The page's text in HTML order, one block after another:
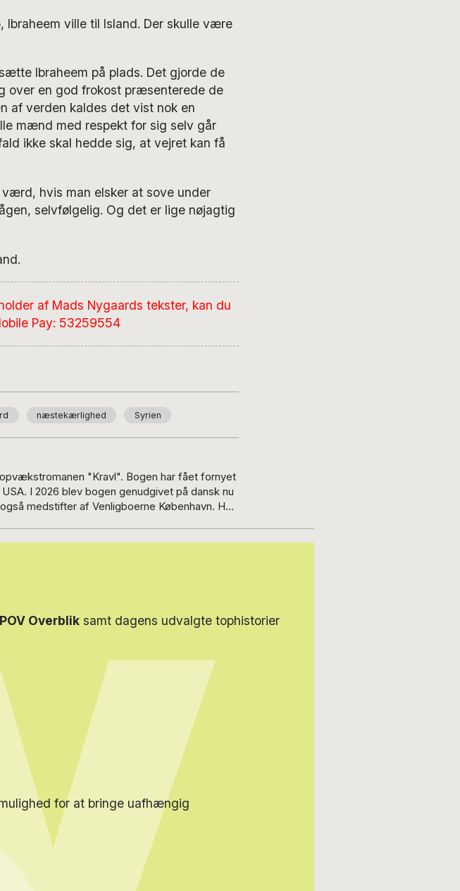
Ibraheem ville til Island. Der skulle være
Ibraheem på plads. Det gjorde de
over en god frokost præsenterede de
af verden kaldes det vist nok en
mænd med respekt for sig selv går
ikke skal hedde sig, at vejret kan få
hvis man elsker at sove under
selvfølgelig. Og det er lige nøjagtig
af Mads Nygaards tekster, kan du
Pay: 53259554
næstekærlighed Syrien
"Kravl". Bogen har fået fornyet
I 2026 blev bogen genudgivet på dansk nu
medstifter af Venligboerne København. Han
POV Overbliksamt dagens udvalgte tophistorier
for at bringe uafhængig